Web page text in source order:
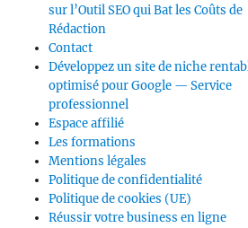
sur l’Outil SEO qui Bat les Coûts de
Rédaction
Contact
Développez un site de niche
optimisé pour Google — Service
professionnel
Espace affilié
Les formations
Mentions légales
Politique de confidentialité
Politique de cookies (UE)
Réussir votre business en ligne